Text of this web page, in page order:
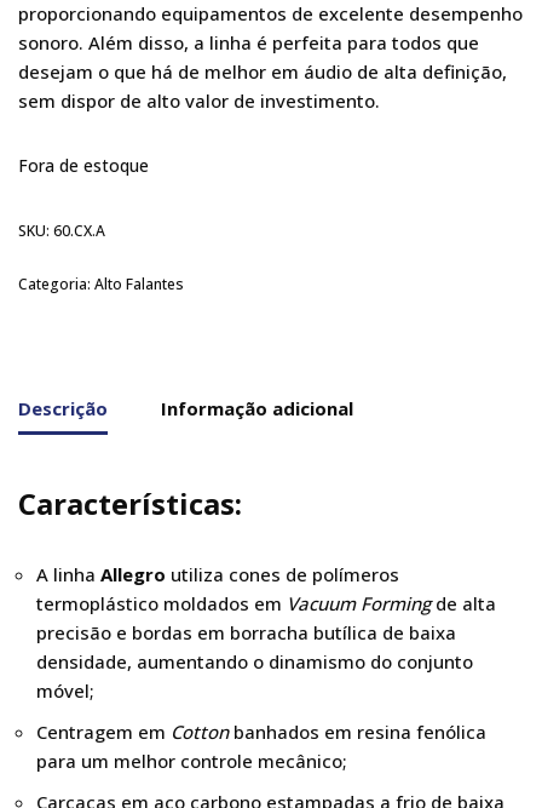
proporcionando equipamentos de excelente desempenho
sonoro. Além disso, a linha é perfeita para todos que
desejam o que há de melhor em áudio de alta definição,
sem dispor de alto valor de investimento.
Fora de estoque
SKU: 60.CX.A
Categoria: Alto Falantes
Descrição Informação adicional
Características:
A linha Allegro utiliza cones de polímeros
termoplástico moldados em Vacuum Formingde alta
precisão e bordas em borracha butílica de baixa
densidade, aumentando o dinamismo do conjunto
móvel;
Centragem em Cottonbanhados em resina fenólica
para um melhor controle mecânico;
Carcaças em aço carbono estampadas a frio de baixa